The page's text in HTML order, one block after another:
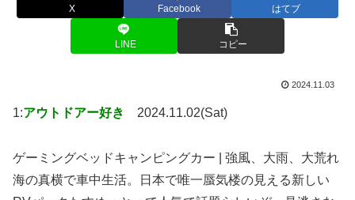
X Facebook はてブ
LINE コピー
2024.11.03
1:アウトドアー好き 2024.11.02(Sat)
ゲーミングベッドキャンピングカー | 強風、大雨、大荒れ
海の真横で車中生活。日本で唯一蜃気楼の見える新しい